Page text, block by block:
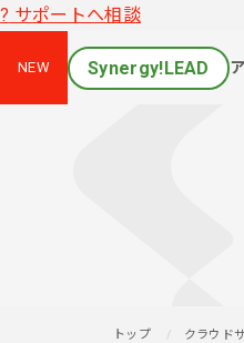
? サポートへ相談
NEW Synergy!LEAD
トップ クラウド